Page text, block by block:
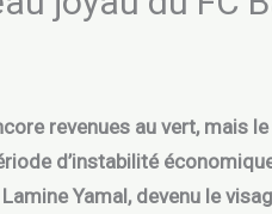
revenues au vert, mais
d’instabilité
Yamal, devenu le